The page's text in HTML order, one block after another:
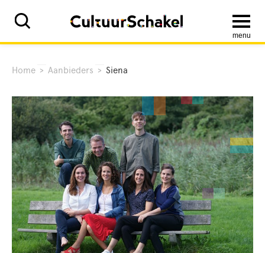
menu
Home > Aanbieders > Siena